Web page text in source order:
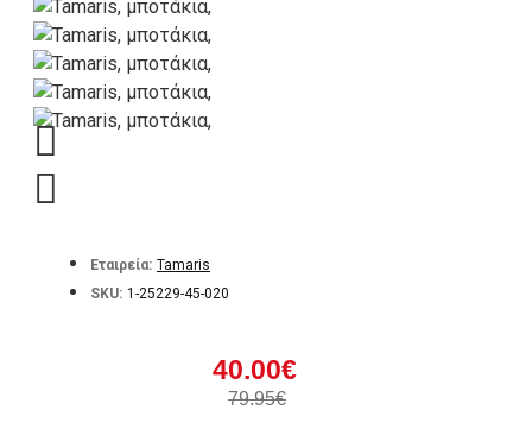
Εταιρεία: Tamaris
SKU: 1-25229-45-020
40.00€
79.95€